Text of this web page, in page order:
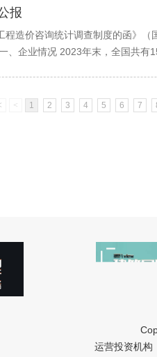
报
程造价咨询统计调查制度的函》
、企业情况 2023年末，全国共有
< 1 2 3 4 5 6 7
运营投资机构